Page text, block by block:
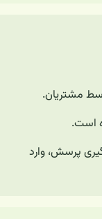
مشتریان.
است.
پرسش، وارد